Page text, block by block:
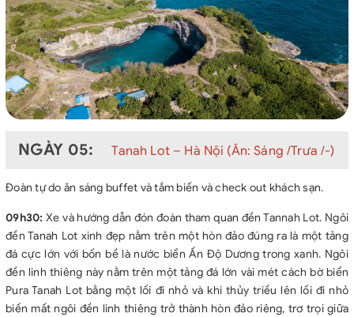
NGÀY 05: Tanah Lot – Hà Nội (Ăn: Sáng /Trưa /-)
Đoàn tự do ăn sáng buffet và tắm biển và check out khách sạn.
09h30: Xe và hướng dẫn đón đoàn tham quan đền Tannah Lot. Ngôi
đền Tanah Lot xinh đẹp nằm trên một hòn đảo đúng ra là một tảng
đá cực lớn với bốn bề là nước biển Ấn Độ Dương trong xanh. Ngôi
đền linh thiêng này nằm trên một tảng đá lớn vài mét cách bờ biển
Pura Tanah Lot bằng một lối đi nhỏ và khi thủy triều lên lối đi nhỏ
biến mất ngôi đền linh thiêng trở thành hòn đảo riêng, trơ trọi giữa